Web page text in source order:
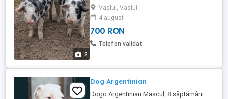
2
fiecare Caracteristici: carne gustoasă, de
calitate superioară, crescuți natural,
rezistenți și bine adaptați. Bazna rasă
românească recunoscută, carne mai
slabă, foarte fragedă. Nr de Contact Paul;
Vaslui, Vaslui
4 august
700 RON
Telefon validat
Dog Argentinian
Dogo Argentinian Mascul, 8 săptămâni